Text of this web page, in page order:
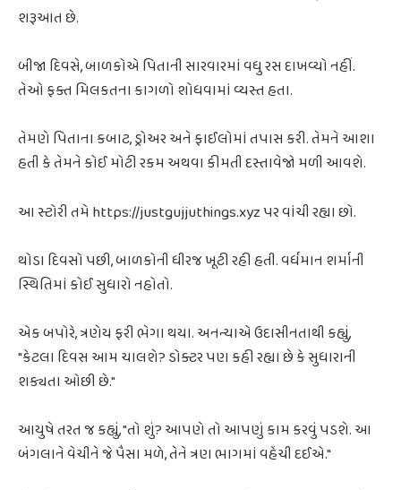
શરૂઆત છે.
બીજા દિવસે, બાળકોએ પિતાની સારવારમાં વધુ રસ દાખવ્યો નહીં.
તેઓ ફક્ત મિલકતના કાગળો શોધવામાં વ્યસ્ત હતા.
તેમણે પિતાના કબાટ, ડ્રોઅર અને ફાઈલોમાં તપાસ કરી. તેમને આશા
હતી કે તેમને કોઈ મોટી રકમ અથવા કીમતી દસ્તાવેજો મળી આવશે.
આ સ્ટોરી તમે https://justgujjuthings.xyz પર વાંચી રહ્યા છો.
થોડા દિવસો પછી, બાળકોની ધીરજ ખૂટી રહી હતી. વર્ધમાન શર્માની
સ્થિતિમાં કોઈ સુધારો નહોતો.
એક બપોરે, ત્રણેય ફરી ભેગા થયા. અનન્યાએ ઉદાસીનતાથી કહ્યું,
"કેટલા દિવસ આમ ચાલશે? ડોક્ટર પણ કહી રહ્યા છે કે સુધારાની
શક્યતા ઓછી છે."
આયુષે તરત જ કહ્યું, "તો શું? આપણે તો આપણું કામ કરવું પડશે. આ
બંગલાને વેચીને જે પૈસા મળે, તેને ત્રણ ભાગમાં વહેંચી દઈએ."